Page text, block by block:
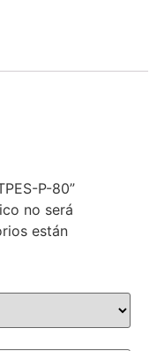
P-80”
no será
están